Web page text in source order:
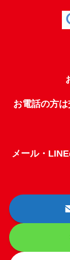
お電話の方
メール・